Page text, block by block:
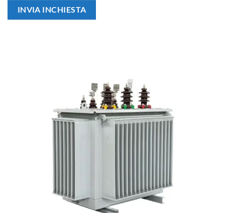
INVIA INCHIESTA